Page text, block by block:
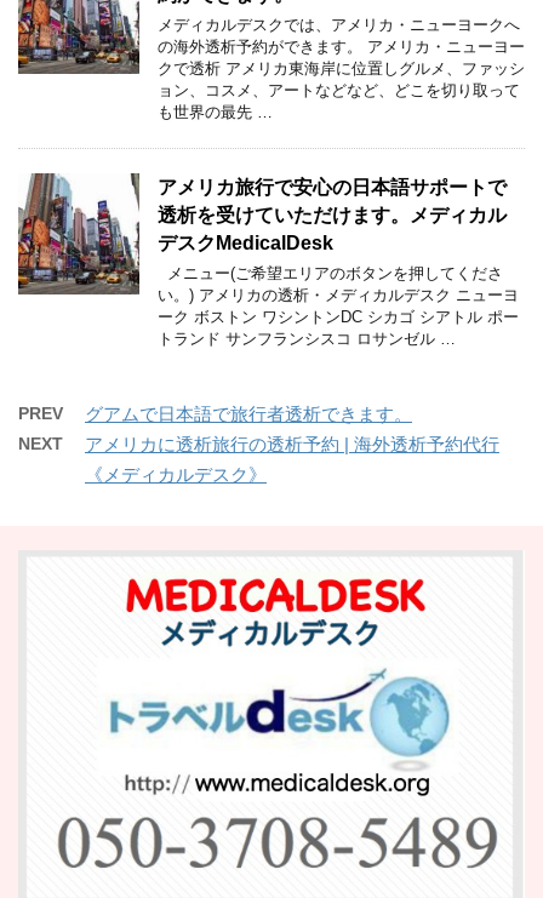
メディカルデスクでは、アメリカ・ニューヨークへ
の海外透析予約ができます。 アメリカ・ニューヨー
クで透析 アメリカ東海岸に位置しグルメ、ファッシ
ョン、コスメ、アートなどなど、どこを切り取って
も世界の最先 …
アメリカ旅行で安心の日本語サポートで
透析を受けていただけます。メディカル
デスクMedicalDesk
メニュー(ご希望エリアのボタンを押してくださ
い。) アメリカの透析・メディカルデスク ニューヨ
ーク ボストン ワシントンDC シカゴ シアトル ポー
トランド サンフランシスコ ロサンゼル …
PREV グアムで日本語で旅行者透析できます。
NEXT
アメリカに透析旅行の透析予約 | 海外透析予約代行
《メディカルデスク》